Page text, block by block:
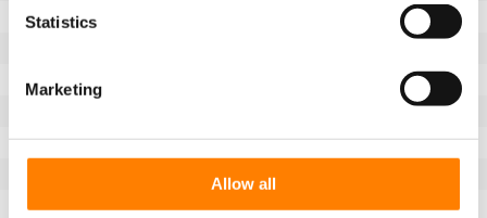
Statistics
Marketing
Allow all
Radbreite (mm)
Typ des Lagers
Lauffläche
Vulkopan
59° Shore D
Beschreibung der Lauffläche
Führungsrollen 59° Shore D